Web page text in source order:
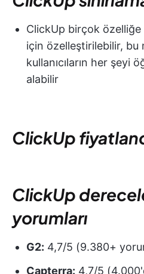
ClickUp birçok
için özelleştirilebilir, bu
kullanıcıların her şeyi
alabilir
ClickUp
ClickUp
yorumları
G2: 4,7/5 (9.380+
Capterra: 4,7/5